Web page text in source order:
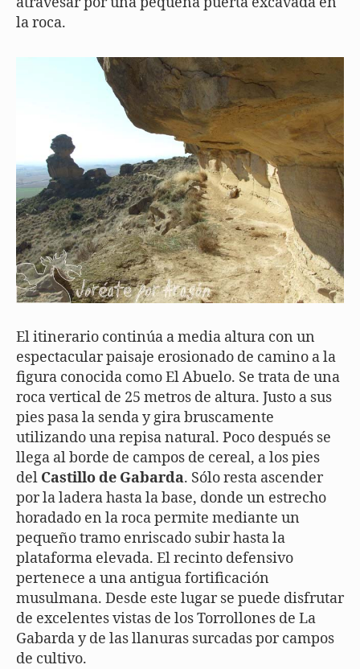
la roca.
El itinerario continúa a media altura con un
espectacular paisaje erosionado de camino a la
figura conocida como El Abuelo. Se trata de una
roca vertical de 25 metros de altura. Justo a sus
pies pasa la senda y gira bruscamente
utilizando una repisa natural. Poco después se
llega al borde de campos de cereal, a los pies
del Castillo de Gabarda. Sólo resta ascender
por la ladera hasta la base, donde un estrecho
horadado en la roca permite mediante un
pequeño tramo enriscado subir hasta la
plataforma elevada. El recinto defensivo
pertenece a una antigua fortificación
musulmana. Desde este lugar se puede disfrutar
de excelentes vistas de los Torrollones de La
Gabarda y de las llanuras surcadas por campos
de cultivo.